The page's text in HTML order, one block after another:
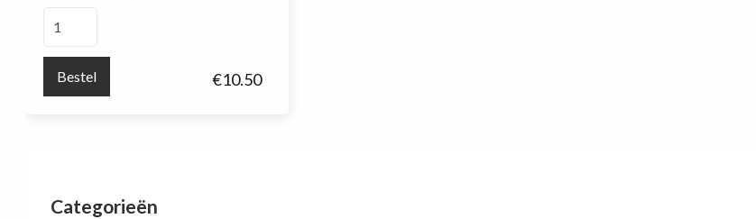
€10.50
Bestel
Categorieën